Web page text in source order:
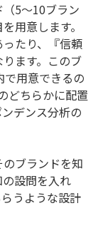
5～10ブラン
用意します。
たり、『信頼
ます。このブ
で用意できるの
どちらかに配置
デンス分析の
ブランドを知
設問を入れ
うような設計